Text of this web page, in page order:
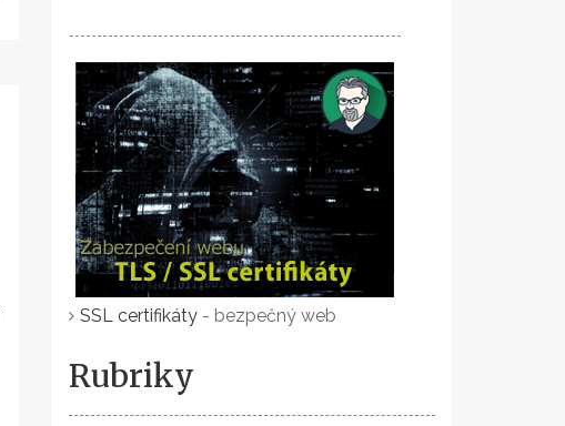
SSL certifikáty - bezpečný web
Rubriky